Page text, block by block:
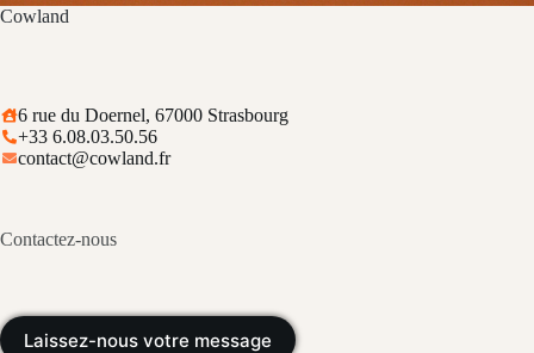
Cowland
6 rue du Doernel, 67000 Strasbourg
+33 6.08.03.50.56
contact@cowland.fr
Contactez-nous
Laissez-nous votre message